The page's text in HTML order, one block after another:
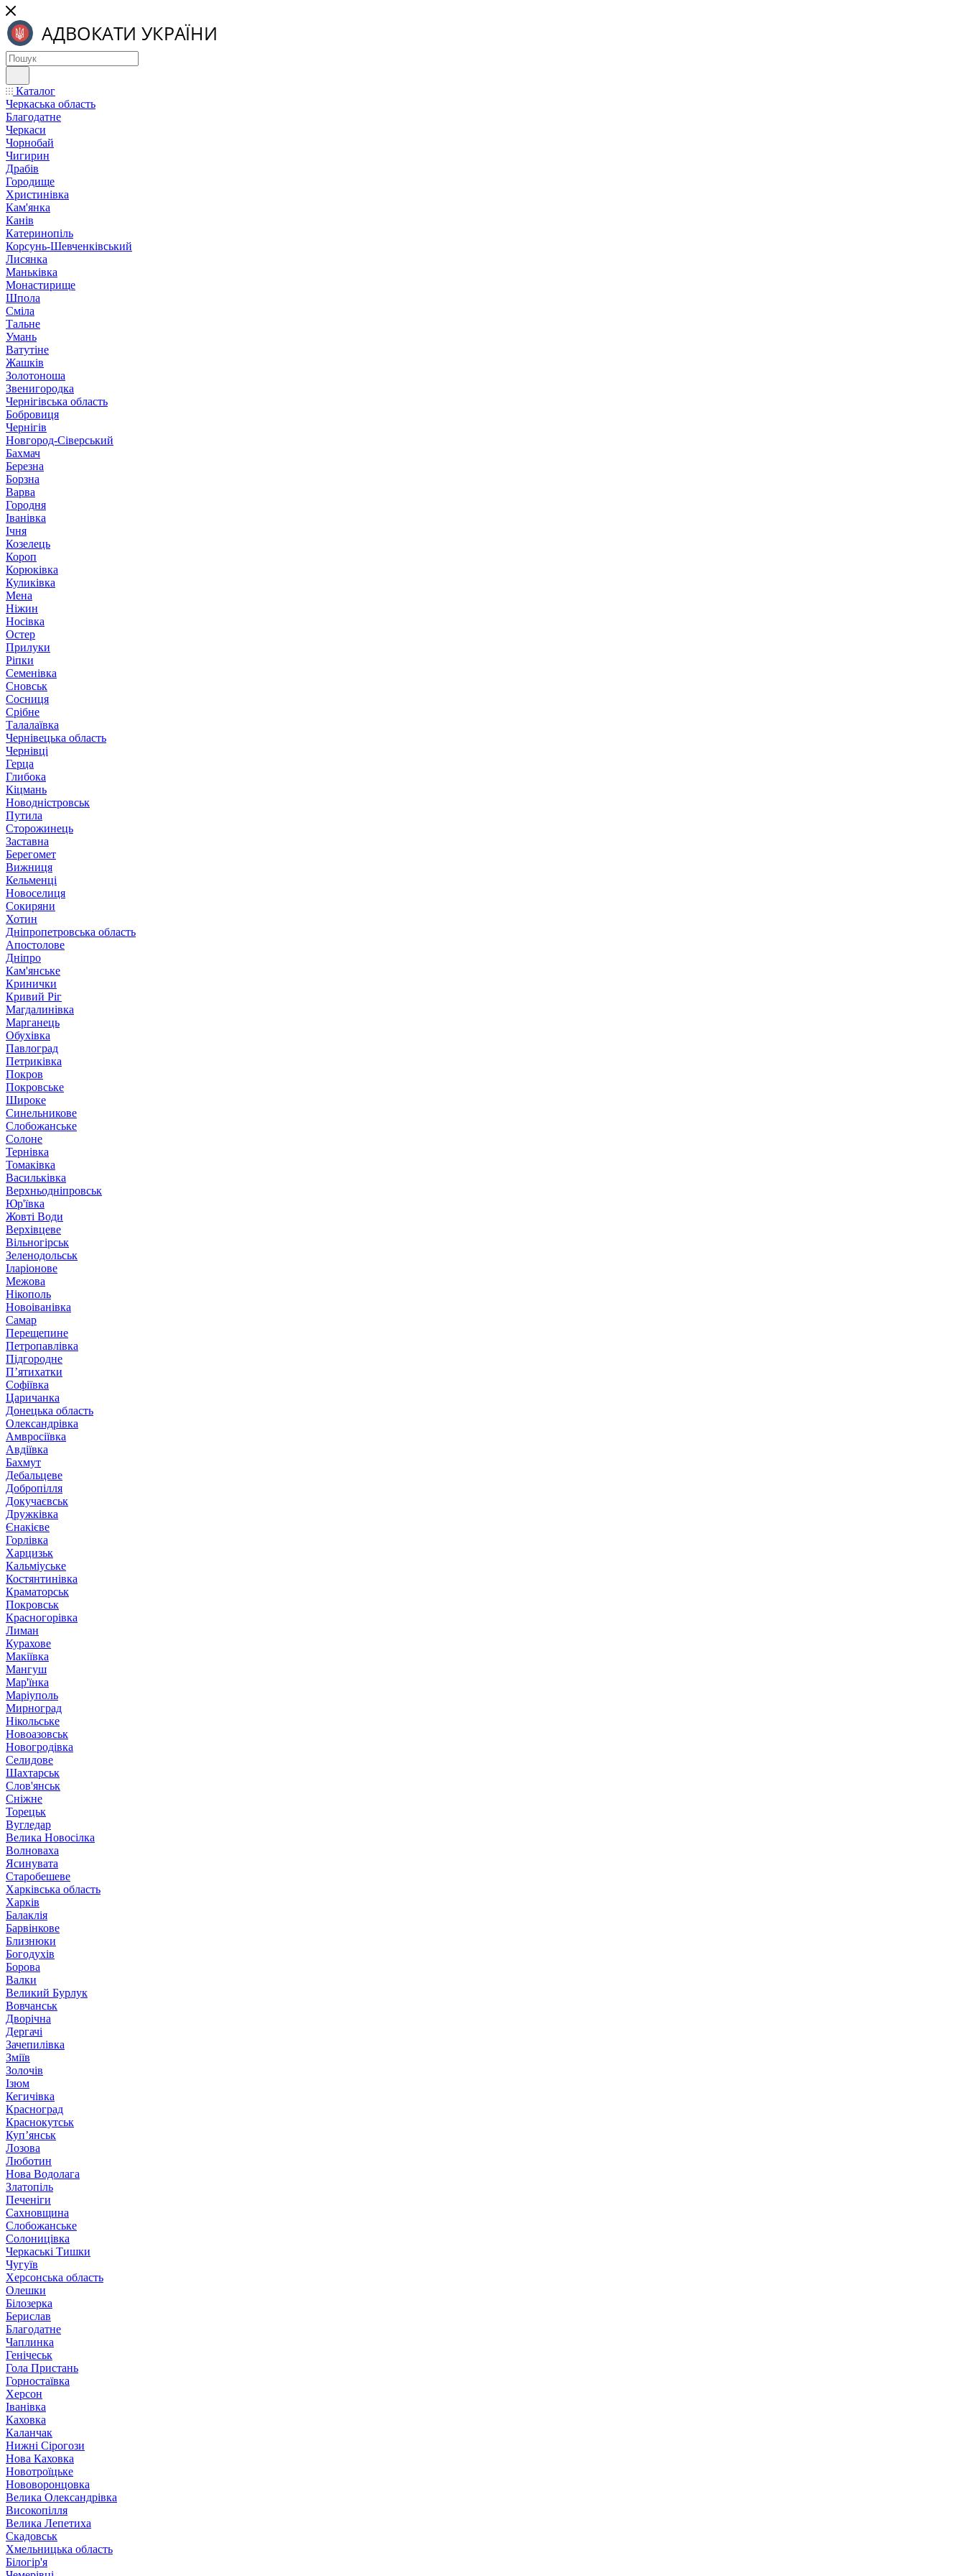
Каталог
Черкаська область
Благодатне
Черкаси
Чорнобай
Чигирин
Драбів
Городище
Христинівка
Кам'янка
Канів
Катеринопіль
Корсунь-Шевченківський
Лисянка
Маньківка
Монастирище
Шпола
Сміла
Тальне
Умань
Ватутіне
Жашків
Золотоноша
Звенигородка
Чернігівська область
Бобровиця
Чернігів
Новгород-Сіверський
Бахмач
Березна
Борзна
Варва
Городня
Іванівка
Ічня
Козелець
Короп
Корюківка
Куликівка
Мена
Ніжин
Носівка
Остер
Прилуки
Ріпки
Семенівка
Сновськ
Сосниця
Срібне
Талалаївка
Чернівецька область
Чернівці
Герца
Глибока
Кіцмань
Новодністровськ
Путила
Сторожинець
Заставна
Берегомет
Вижниця
Кельменці
Новоселиця
Сокиряни
Хотин
Дніпропетровська область
Апостолове
Дніпро
Кам'янське
Кринички
Кривий Ріг
Магдалинівка
Марганець
Обухівка
Павлоград
Петриківка
Покров
Покровське
Широке
Синельникове
Слобожанське
Солоне
Тернівка
Томаківка
Васильківка
Верхньодніпровськ
Юр'ївка
Жовті Води
Верхівцеве
Вільногірськ
Зеленодольськ
Іларіонове
Межова
Нікополь
Новоіванівка
Самар
Перещепине
Петропавлівка
Підгородне
П’ятихатки
Софіївка
Царичанка
Донецька область
Олександрівка
Амвросіївка
Авдіївка
Бахмут
Дебальцеве
Добропілля
Докучаєвськ
Дружківка
Єнакієве
Горлівка
Харцизьк
Кальміуське
Костянтинівка
Краматорськ
Покровськ
Красногорівка
Лиман
Курахове
Макіївка
Мангуш
Мар'їнка
Маріуполь
Мирноград
Нікольське
Новоазовськ
Новогродівка
Селидове
Шахтарськ
Слов'янськ
Сніжне
Торецьк
Вугледар
Велика Новосілка
Волноваха
Ясинувата
Старобешеве
Харківська область
Харків
Балаклія
Барвінкове
Близнюки
Богодухів
Борова
Валки
Великий Бурлук
Вовчанськ
Дворічна
Дергачі
Зачепилівка
Зміїв
Золочів
Ізюм
Кегичівка
Красноград
Краснокутськ
Куп’янськ
Лозова
Люботин
Нова Водолага
Златопіль
Печеніги
Сахновщина
Слобожанське
Солоницівка
Черкаські Тишки
Чугуїв
Херсонська область
Олешки
Білозерка
Берислав
Благодатне
Чаплинка
Генічеськ
Гола Пристань
Горностаївка
Херсон
Іванівка
Каховка
Каланчак
Нижні Сірогози
Нова Каховка
Новотроїцьке
Нововоронцовка
Велика Олександрівка
Високопілля
Велика Лепетиха
Скадовськ
Хмельницька область
Білогір'я